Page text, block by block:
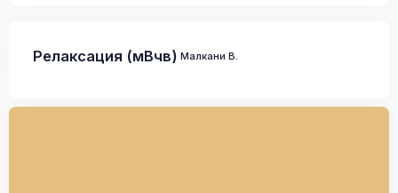
Релаксация (мВчв) Малкани В.